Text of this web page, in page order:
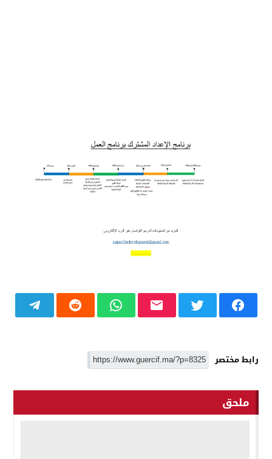
رابط مختصر
ملحق